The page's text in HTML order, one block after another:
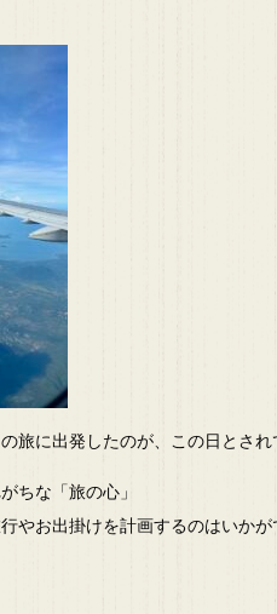
旅に出発したのが、この日とされ
ちな「旅の心」
やお出掛けを計画するのはいかが